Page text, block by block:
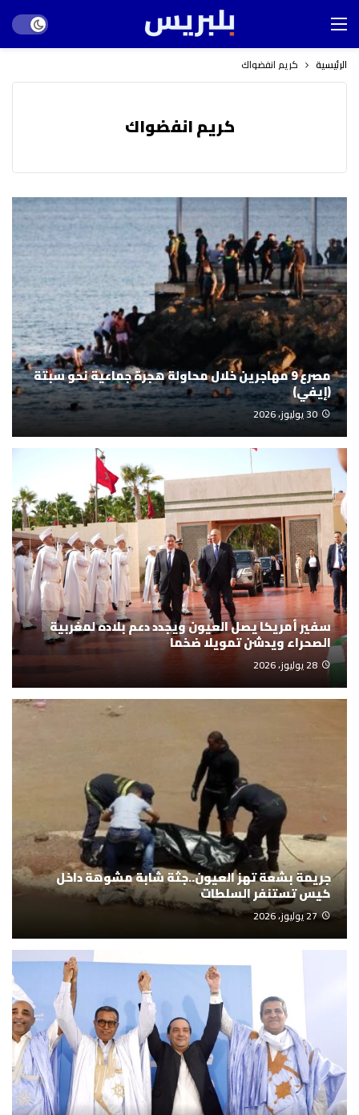
mode
الرئيسية كريم انفضواك
كريم انفضواك
مصرع 9 مهاجرين خلال محاولة هجرة جماعية نحو سبتة
(إيفي)
30 يوليوز، 2026
سفير أمريكا يصل العيون ويجدد دعم بلاده لمغربية
الصحراء ويدشن تمويلا ضخما
28 يوليوز، 2026
جريمة بشعة تهز العيون..جثة شابة مشوهة داخل
كيس تستنفر السلطات
27 يوليوز، 2026